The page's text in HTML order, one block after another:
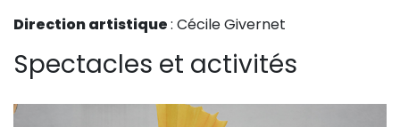
Direction artistique: Cécile Givernet
Spectacles et activités